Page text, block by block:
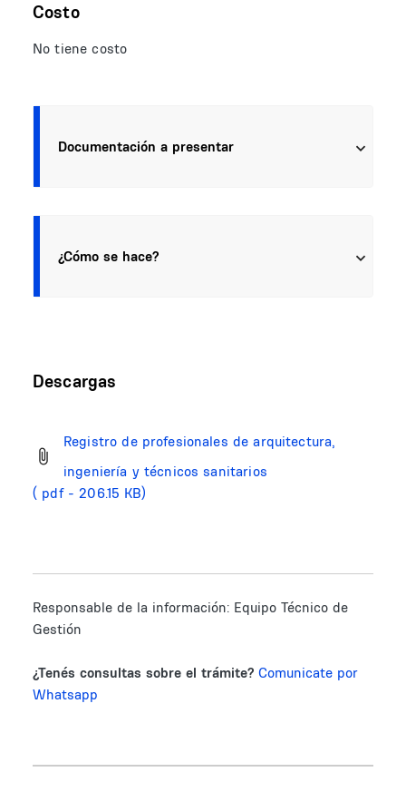
Costo
No tiene costo
Documentación a presentar
¿Cómo se hace?
Descargas
Registro de profesionales de arquitectura,
ingeniería y técnicos sanitarios
( pdf - 206.15 KB)
Responsable de la información: Equipo Técnico de
Gestión
¿Tenés consultas sobre el trámite? Comunicate por
Whatsapp